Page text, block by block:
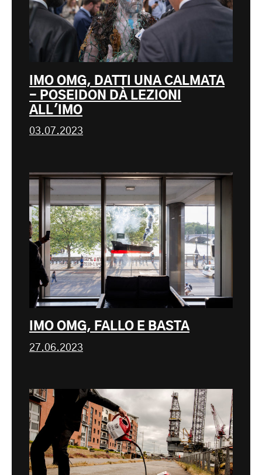
IMO OMG, DATTI UNA CALMATA
- POSEIDON DÀ LEZIONI
ALL'IMO
03.07.2023
IMO OMG, FALLO E BASTA
27.06.2023